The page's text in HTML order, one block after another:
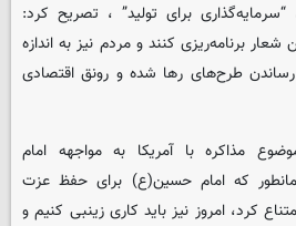
برای تولید” ، تصریح کرد:
شعار برنامه‌ریزی کنند و مردم نیز به اندازه
رساندن طرح‌های رها شده و رونق اقتصادی
مذاکره با آمریکا به مواجهه امام
که امام حسین(ع) برای حفظ عزت
کرد، امروز نیز باید کاری زینبی کنیم و